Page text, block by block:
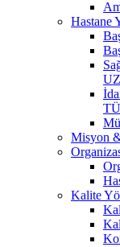
Hastane
Misyon
Kalite